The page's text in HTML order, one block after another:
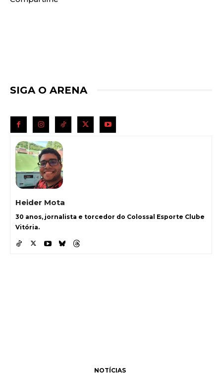
SIGA O ARENA
Heider Mota
30 anos, jornalista e torcedor do Colossal Esporte Clube
Vitória.
NOTÍCIAS